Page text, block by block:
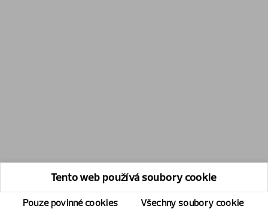
Tento web používá soubory cookie
Pouze povinné cookies
Všechny soubory cookie